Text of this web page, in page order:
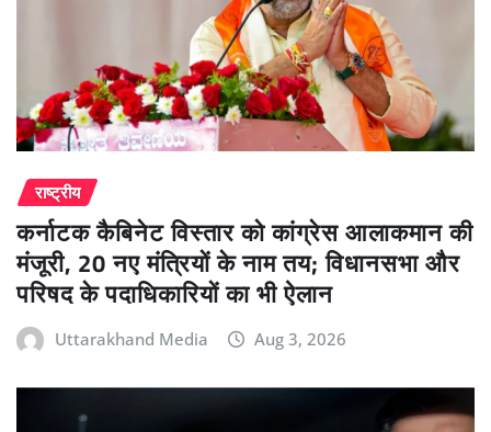
राष्ट्रीय
कर्नाटक कैबिनेट विस्तार को कांग्रेस आलाकमान की
मंजूरी, 20 नए मंत्रियों के नाम तय; विधानसभा और
परिषद के पदाधिकारियों का भी ऐलान
Uttarakhand Media Aug 3, 2026